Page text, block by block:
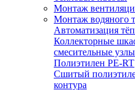
Монтаж
Монтаж водяного
Автоматизация
Коллекторные
смесительные узлы
Полиэтилен PE-RT
Сшитый
контура